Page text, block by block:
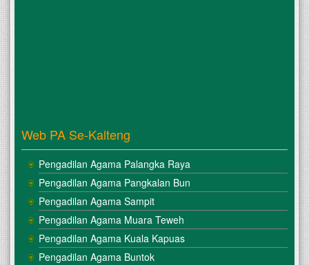
Web PA Se-Kalteng
Pengadilan Agama Palangka Raya
Pengadilan Agama Pangkalan Bun
Pengadilan Agama Sampit
Pengadilan Agama Muara Teweh
Pengadilan Agama Kuala Kapuas
Pengadilan Agama Buntok